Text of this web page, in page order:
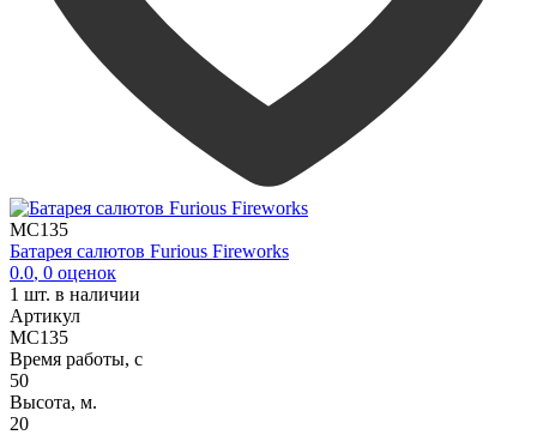
MC135
Батарея салютов Furious Fireworks
0.0, 0 оценок
1 шт. в наличии
Артикул
MC135
Время работы, с
50
Высота, м.
20